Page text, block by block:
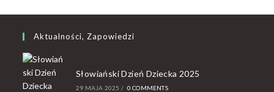
Aktualności, Zapowiedzi
Słowiański Dzień Dziecka 2025
29 MAJA 2025 / 0 COMMENTS